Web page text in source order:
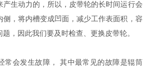
产生动力的，所以，皮带轮的长时间运行会
侧，将内槽变成凹面，减少工作表面积，容
，因此我们要及时检查、更换皮带轮。
会发生故障， 其中最常见的故障是辊筒